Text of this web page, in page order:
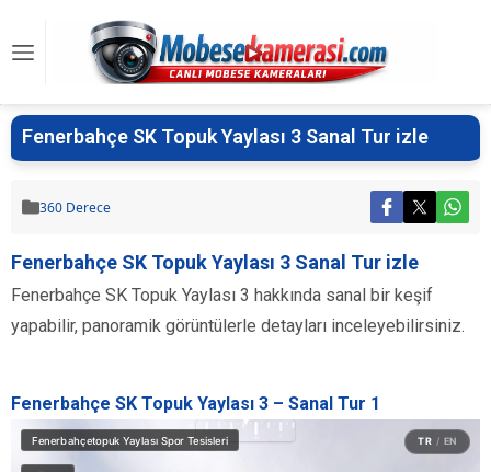
Fenerbahçe SK Topuk Yaylası 3 Sanal Tur izle
360 Derece
Fenerbahçe SK Topuk Yaylası 3 Sanal Tur izle
Fenerbahçe SK Topuk Yaylası 3 hakkında sanal bir keşif
yapabilir, panoramik görüntülerle detayları inceleyebilirsiniz.
Fenerbahçe SK Topuk Yaylası 3 – Sanal Tur 1